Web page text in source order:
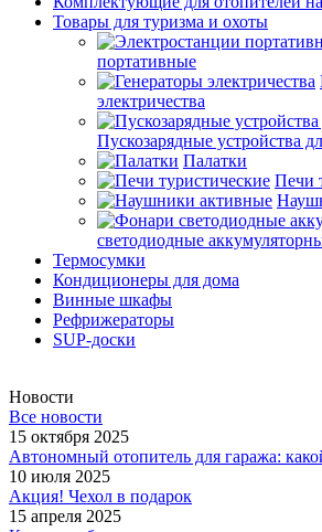
Товары для туризма и охоты
портативные
электричества
Пускозарядные устройства
Палатки
Печи
светодиодные
Термосумки
Кондиционеры для дома
Винные шкафы
Рефрижераторы
SUP-доски
Новости
Все новости
15 октября 2025
Автономный отопитель для гаража:
10 июля 2025
Акция! Чехол в подарок
15 апреля 2025